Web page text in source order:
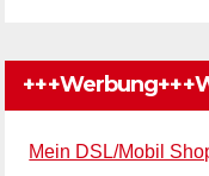
Mein DSL/Mobil